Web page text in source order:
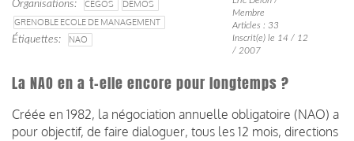
Organisations CEGOS
DEMOS
GRENOBLE ECOLE DE MANAGEMENT
Étiquettes
NAO
Membre
Articles : 33
Inscrit(e) le 14 / 12
/ 2007
La NAO en a t-elle encore pour longtemps ?
Créée en 1982, la négociation annuelle obligatoire (NAO) a
pour objectif, de faire dialoguer, tous les 12 mois, directions